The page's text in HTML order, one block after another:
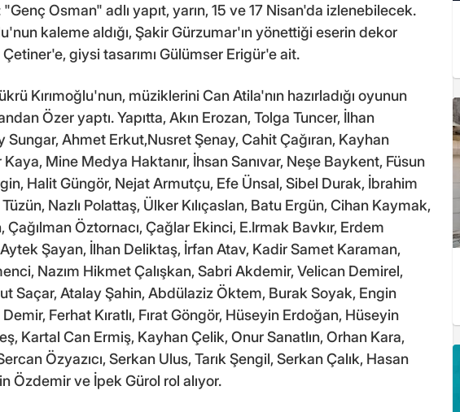
Osman" adlı yapıt, yarın, 15 ve 17 Nisan'da izlenebilecek.
kaleme aldığı, Şakir Gürzumar'ın yönettiği eserin dekor
Çetiner'e, giysi tasarımı Gülümser Erigür'e ait.
Kırımoğlu'nun, müziklerini Can Atila'nın hazırladığı oyunun
Özer yaptı. Yapıtta, Akın Erozan, Tolga Tuncer, İlhan
Sungar, Ahmet Erkut,Nusret Şenay, Cahit Çağıran, Kayhan
Kaya, Mine Medya Haktanır, İhsan Sanıvar, Neşe Baykent, Füsun
Halit Güngör, Nejat Armutçu, Efe Ünsal, Sibel Durak, İbrahim
Nazlı Polattaş, Ülker Kılıçaslan, Batu Ergün, Cihan Kaymak,
Çağılman Öztornacı, Çağlar Ekinci, E.Irmak Bavkır, Erdem
Şayan, İlhan Deliktaş, İrfan Atav, Kadir Samet Karaman,
Nazım Hikmet Çalışkan, Sabri Akdemir, Velican Demirel,
Saçar, Atalay Şahin, Abdülaziz Öktem, Burak Soyak, Engin
Ferhat Kıratlı, Fırat Göngör, Hüseyin Erdoğan, Hüseyin
Kartal Can Ermiş, Kayhan Çelik, Onur Sanatlın, Orhan Kara,
Özyazıcı, Serkan Ulus, Tarık Şengil, Serkan Çalık, Hasan
Özdemir ve İpek Gürol rol alıyor.